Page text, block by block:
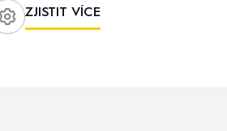
ZJISTIT VÍCE